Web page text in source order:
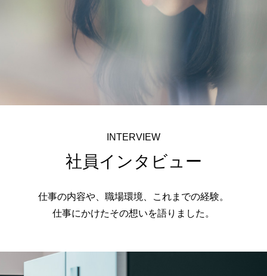
INTERVIEW
社員インタビュー
仕事の内容や、職場環境、これまでの経験。
仕事にかけたその想いを語りました。